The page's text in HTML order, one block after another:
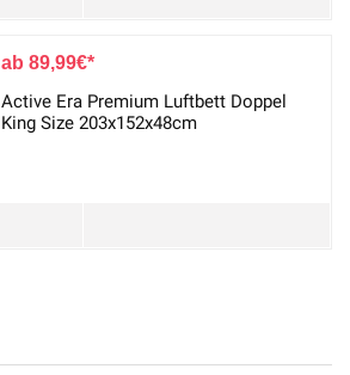
89,99€
Active Era Premium Luftbett Doppel
King Size 203x152x48cm